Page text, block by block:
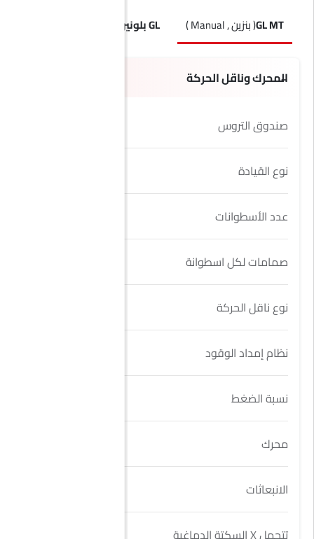
GL MT( بنزين , Manual ) GL بلونين
المحرك وناقل الحركة
صندوق التروس
نوع القيادة
عدد الأسطوانات
صمامات لكل اسطوانة
نوع ناقل الحركة
نظام إمداد الوقود
نسبة الضغط
محرك
الانبعاثات
تتحمل X السكتة الدماغية